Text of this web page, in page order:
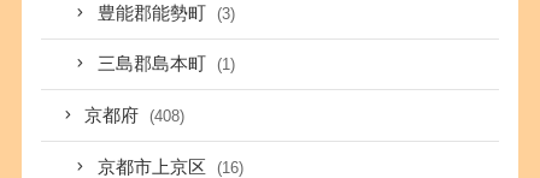
豊能郡能勢町 (3)
三島郡島本町 (1)
京都府 (408)
京都市上京区 (16)